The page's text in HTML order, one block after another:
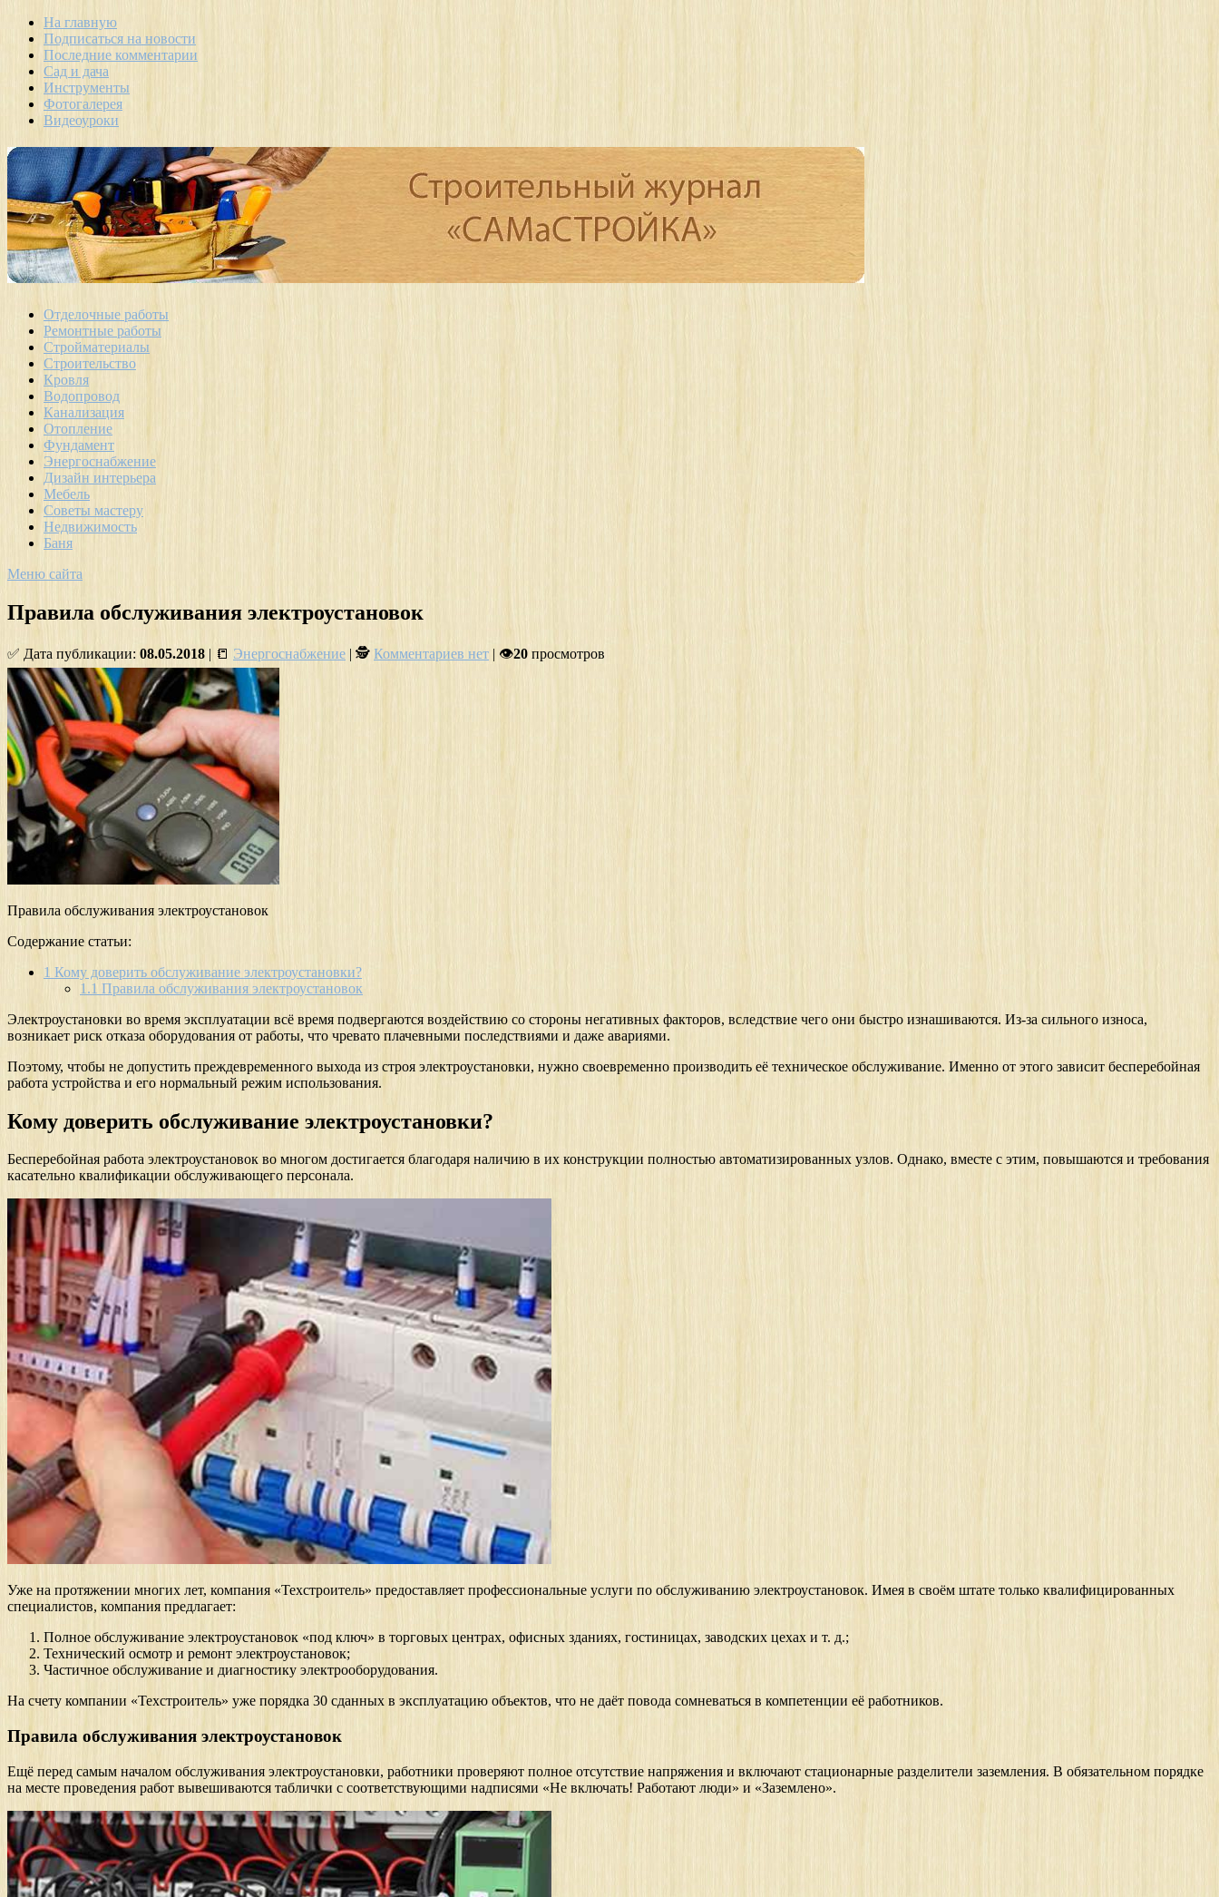
На главную
Подписаться на новости
Последние комментарии
Сад и дача
Инструменты
Фотогалерея
Видеоуроки
Отделочные работы
Ремонтные работы
Стройматериалы
Строительство
Кровля
Водопровод
Канализация
Отопление
Фундамент
Энергоснабжение
Дизайн интерьера
Мебель
Советы мастеру
Недвижимость
Баня
Меню сайта
Правила обслуживания электроустановок
✅ Дата публикации: 08.05.2018 | 📒 Энергоснабжение | 🕵 Комментариев нет | 👁20 просмотров
Правила обслуживания электроустановок
Содержание статьи:
1 Кому доверить обслуживание электроустановки?
1.1 Правила обслуживания электроустановок
Электроустановки во время эксплуатации всё время подвергаются воздействию со стороны негативных факторов, вследствие чего они быстро изнашиваются. Из-за сильного износа,
возникает риск отказа оборудования от работы, что чревато плачевными последствиями и даже авариями.
Поэтому, чтобы не допустить преждевременного выхода из строя электроустановки, нужно своевременно производить её техническое обслуживание. Именно от этого зависит бесперебойная
работа устройства и его нормальный режим использования.
Кому доверить обслуживание электроустановки?
Бесперебойная работа электроустановок во многом достигается благодаря наличию в их конструкции полностью автоматизированных узлов. Однако, вместе с этим, повышаются и требования
касательно квалификации обслуживающего персонала.
Уже на протяжении многих лет, компания «Техстроитель» предоставляет профессиональные услуги по обслуживанию электроустановок. Имея в своём штате только квалифицированных
специалистов, компания предлагает:
Полное обслуживание электроустановок «под ключ» в торговых центрах, офисных зданиях, гостиницах, заводских цехах и т. д.;
Технический осмотр и ремонт электроустановок;
Частичное обслуживание и диагностику электрооборудования.
На счету компании «Техстроитель» уже порядка 30 сданных в эксплуатацию объектов, что не даёт повода сомневаться в компетенции её работников.
Правила обслуживания электроустановок
Ещё перед самым началом обслуживания электроустановки, работники проверяют полное отсутствие напряжения и включают стационарные разделители заземления. В обязательном порядке
на месте проведения работ вывешиваются таблички с соответствующими надписями «Не включать! Работают люди» и «Заземлено».